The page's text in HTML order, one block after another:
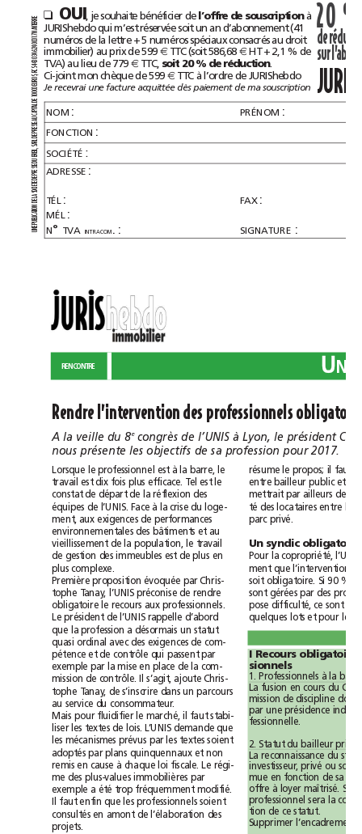
NOM : PRÉNOM :
FONCTION :
SOCIÉTÉ :
ADRESSE :
TÉL : FAX :
MÉL :
N° TVA INTRACOM .: SIGNATURE :
20%
de
sur
❑ OUI, je souhaite bénéficier de l’offre de souscriptionà
JURIShebdo qui m’est réservée soit un an d’abonnement (41
numéros de la lettre+5 numéros spéciaux consacrés au
droit
immobilier)
au prix de 599 € TTC (soit 586,68 € HT+ 2,1% de
TVA) au lieu de 779 € TTC, soit 20% de réduction.
Ci-joint mon chèque de 599 € TTCà l’ordre de JURIShebdo
Je recevrai une facture acquittée dès paiement de ma souscription
U
N
E
P
U
B
LI
ATI
O
N
D
E
L
A
SO
CI
E
TE
D
E
RE
S
SE
D
U
B
REI
S
A
RL
D
E
P
RE
S
SE
AU
C
API
T
AL
1
0
0
0
0
E
U
RO
S,
RC
S
4
43
0
3
4
6
2
4
0
0
1
7
N
AN
R
RE
U
Lorsque le est à la barre, le
est dix fois plus efficace. est le
constat
de départ de la réflexion
des
équipes
de l’UNIS. Face à la crise du
loge-
ment,
aux exigences de
performances
environnementales
des bâtiments et
au
vieillissement
de la population, le
de gestion des immeubles est de plus
en
plus
complexe.
Première
proposition évoquée par
Chris-
tophe
Tanay, l’UNIS préconise de
rendre
obligatoire le recours aux
professionnels.
Le
président de l’UNIS rappelle d’abord
que la profession a désormais un statut
quasi avec des exigences de
com-
pétence
et de contrôle qui passent
par
exemple
par la mise en place de la
com-
mission
de contrôle. s’agit, ajoute
Chris-
tophe
Tanay, de s’inscrire dans un
parcours
au
service du
consommateur.
Mais
pour fluidifier le marché, faut
stabi-
liser
les textes de lois. L’UNIS demande
que
les
mécanismes prévus par les textes
soient
adoptés
par plans quinquennaux et
non
remis
en cause à chaque loi fiscale. Le
régi-
me
des plus-values immobilières
par
exemple a été trop fréquemment modifié.
faut enfin que les professionnels
soient
consultés
en amont de l’élaboration
des
projets.
Rendre l’intervention des professionnels
A la veille du 8e congrès de l’UNIS à Lyon, le président
nous présente les objectifs de sa profession pour 2017.
RENCONTRE
Recours
sionnels
1. Professionnels à la
La fusion en cours
du
mission
de discipline
par
une
présidence
fessionnelle.
2. Statut du bailleur
La
reconnaissance
du
investisseur,
privé ou
mue
en fonction de
sa
offre à loyer maîtrisé.
sera
la
tion
de ce
statut.
Supprimer
résume le propos;
entre
bailleur public
et
mettrait
par ailleurs de
té des locataires entre
parc
privé.
Un syndic
Pour la copropriété,
ment
que
l’intervention
soit
obligatoire. Si
90%
sont
gérées par
des
pose
difficulté, ce sont
quelques
lots et pour